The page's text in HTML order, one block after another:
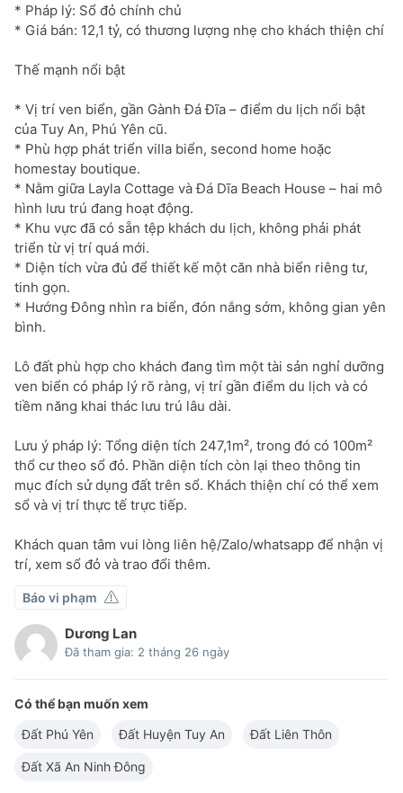
* Pháp lý: Sổ đỏ chính chủ
* Giá bán: 12,1 tỷ, có thương lượng nhẹ cho khách thiện chí
Thế mạnh nổi bật
* Vị trí ven biển, gần Gành Đá Đĩa – điểm du lịch nổi bật
của Tuy An, Phú Yên cũ.
* Phù hợp phát triển villa biển, second home hoặc
homestay boutique.
* Nằm giữa Layla Cottage và Đá Dĩa Beach House – hai mô
hình lưu trú đang hoạt động.
* Khu vực đã có sẵn tệp khách du lịch, không phải phát
triển từ vị trí quá mới.
* Diện tích vừa đủ để thiết kế một căn nhà biển riêng tư,
tinh gọn.
* Hướng Đông nhìn ra biển, đón nắng sớm, không gian yên
bình.
Lô đất phù hợp cho khách đang tìm một tài sản nghỉ dưỡng
ven biển có pháp lý rõ ràng, vị trí gần điểm du lịch và có
tiềm năng khai thác lưu trú lâu dài.
Lưu ý pháp lý: Tổng diện tích 247,1m², trong đó có 100m²
thổ cư theo sổ đỏ. Phần diện tích còn lại theo thông tin
mục đích sử dụng đất trên sổ. Khách thiện chí có thể xem
sổ và vị trí thực tế trực tiếp.
Khách quan tâm vui lòng liên hệ/Zalo/whatsapp để nhận vị
trí, xem sổ đỏ và trao đổi thêm.
Báo vi phạm
Dương Lan
Đã tham gia: 2 tháng 26 ngày
Có thể bạn muốn xem
Đất Phú Yên
Đất Huyện Tuy An Đất Liên Thôn
Đất Xã An Ninh Đông